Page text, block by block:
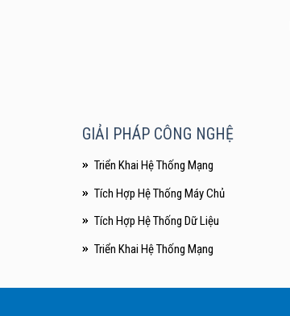
GIẢI PHÁP CÔNG NGHỆ
Triển Khai Hệ Thống Mạng
Tích Hợp Hệ Thống Máy Chủ
Tích Hợp Hệ Thống Dữ Liệu
Triển Khai Hệ Thống Mạng